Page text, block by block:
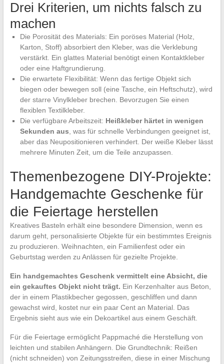
Drei Kriterien, um nichts falsch zu
machen
Die Porosität des Materials: Ein poröses Material (Holz,
Karton, Stoff) absorbiert den Kleber, was die Verklebung
verstärkt. Ein glattes Material benötigt einen Kontaktkleber
oder eine Haftgrundierung.
Die erwartete Flexibilität: Wenn das fertige Objekt sich
biegen oder bewegen soll (eine Tasche, ein Heftschutz), wird
der starre Vinylkleber brechen. Bevorzugen Sie einen
flexiblen Textilkleber.
Die verfügbare Arbeitszeit: Heißkleber härtet in wenigen
Sekunden aus, was für schnelle Verbindungen geeignet ist,
aber das Neupositionieren verhindert. Der weiße Kleber lässt
mehrere Minuten Zeit, um die Teile anzupassen.
Themenbezogene DIY-Projekte:
Handgemachte Geschenke für
die Feiertage herstellen
Kreatives Basteln erhält eine besondere Dimension, wenn es
darum geht, personalisierte Objekte für ein bestimmtes Ereignis
zu produzieren. Weihnachten, ein Familienfest oder ein
Geburtstag werden zu Anlässen für gezielte Projekte.
Ein handgemachtes Geschenk vermittelt eine Absicht, die
ein gekauftes Objekt nicht trägt. Ein Kerzenhalter aus Beton,
der in einem Plastikbecher gegossen, geschliffen und dann
gewachst wird, kostet nur ein paar Cent an Material. Das
Ergebnis sieht aus wie ein Dekoartikel aus einem Geschäft.
Für die Feiertage ermöglicht Pappmaché die Herstellung von
leichten und stabilen Anhängern. Die Grundtechnik: Reißen
(nicht schneiden) von Zeitungsstreifen, diese in einer Mischung